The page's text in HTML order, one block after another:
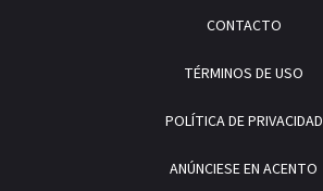
CONTACTO
TÉRMINOS DE USO
POLÍTICA DE PRIVACIDAD
ANÚNCIESE EN ACENTO